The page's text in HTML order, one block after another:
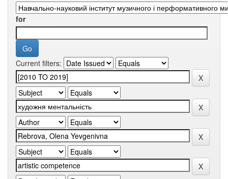
for
Current filters: